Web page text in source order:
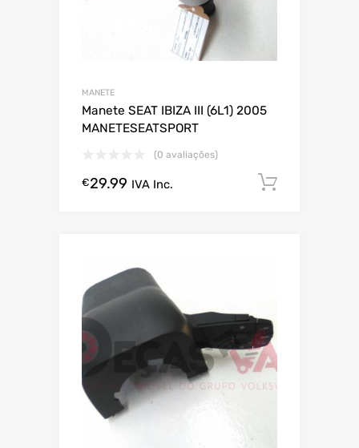
MANETE
Manete SEAT IBIZA III (6L1) 2005
MANETESEATSPORT
(0 avaliações)
€29.99 IVA Inc.